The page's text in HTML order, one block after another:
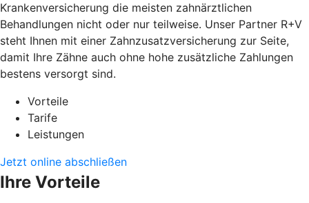
Krankenversicherung die meisten zahnärztlichen
Behandlungen nicht oder nur teilweise. Unser Partner R+V
steht Ihnen mit einer Zahnzusatzversicherung zur Seite,
damit Ihre Zähne auch ohne hohe zusätzliche Zahlungen
bestens versorgt sind.
Vorteile
Tarife
Leistungen
Jetzt online abschließen
Ihre Vorteile